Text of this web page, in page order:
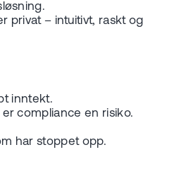
privat – intuitivt, raskt og
inntekt.
compliance en risiko.
har stoppet opp.